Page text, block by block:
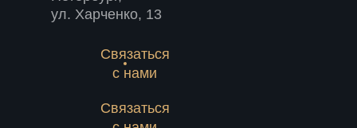
ул. Харченко, 13
Связаться
с нами
Связаться